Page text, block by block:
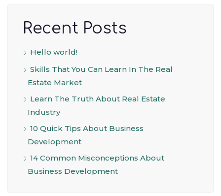
Recent Posts
Hello world!
Skills That You Can Learn In The Real
Estate Market
Learn The Truth About Real Estate
Industry
10 Quick Tips About Business
Development
14 Common Misconceptions About
Business Development